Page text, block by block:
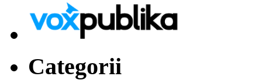
Categorii